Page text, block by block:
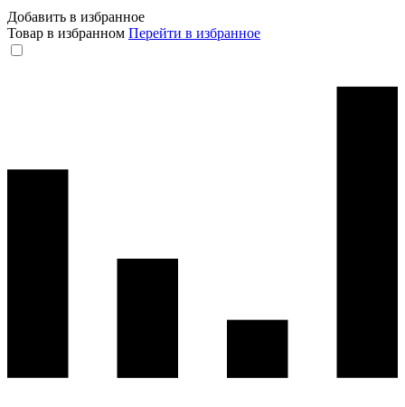
Добавить в избранное
Товар в избранном Перейти в избранное